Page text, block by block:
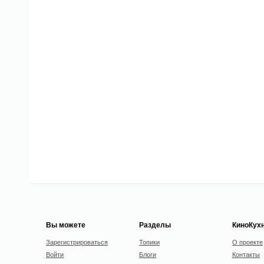
Вы можете
Зарегистрироваться
Войти
Разделы
Топики
Блоги
О проекте
Контакты